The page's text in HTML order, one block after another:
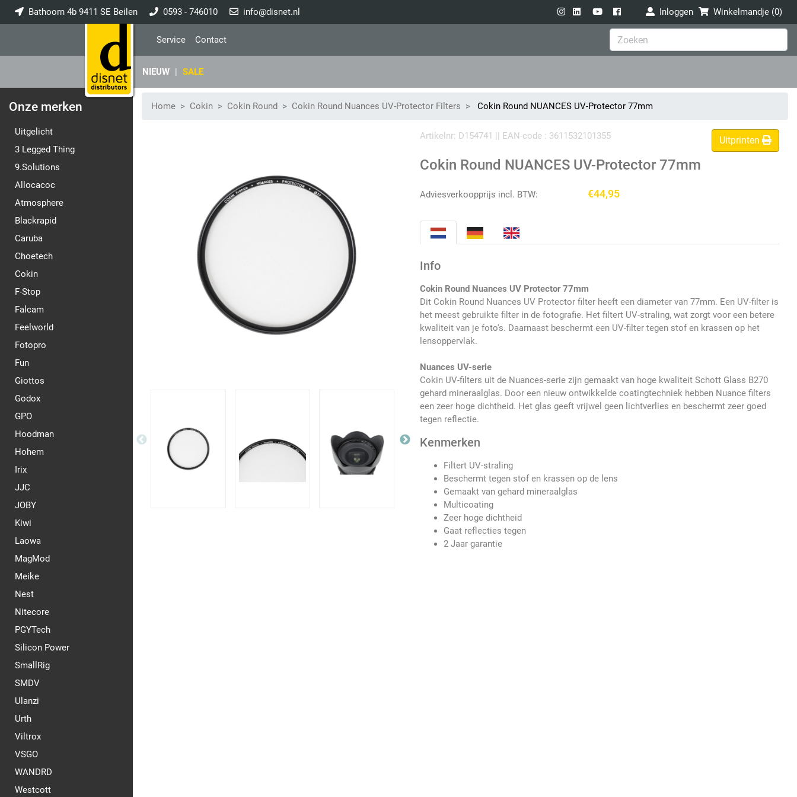
Bathoorn 4b 9411 SE Beilen 0593 - 746010 info@disnet.nl Inloggen Winkelmandje (0)
Service Contact
NIEUW | SALE
Onze merken
Uitgelicht
3 Legged Thing
9.Solutions
Allocacoc
Atmosphere
Blackrapid
Caruba
Choetech
Cokin
F-Stop
Falcam
Feelworld
Fotopro
Fun
Giottos
Godox
GPO
Hoodman
Hohem
Irix
JJC
JOBY
Kiwi
Laowa
MagMod
Meike
Nest
Nitecore
PGYTech
Silicon Power
SmallRig
SMDV
Ulanzi
Urth
Viltrox
VSGO
WANDRD
Westcott
Home Cokin Cokin Round Cokin Round Nuances UV-Protector Filters Cokin Round NUANCES UV-Protector 77mm
Artikelnr: D154741 || EAN-code : 3611532101355 Uitprinten
Cokin Round NUANCES UV-Protector 77mm
Adviesverkoopprijs incl. BTW: €44,95
Info
Cokin Round Nuances UV Protector 77mm
Dit Cokin Round Nuances UV Protector filter heeft een diameter van 77mm. Een UV-filter is
het meest gebruikte filter in de fotografie. Het filtert UV-straling, wat zorgt voor een betere
kwaliteit van je foto's. Daarnaast beschermt een UV-filter tegen stof en krassen op het
lensoppervlak.
Nuances UV-serie
Cokin UV-filters uit de Nuances-serie zijn gemaakt van hoge kwaliteit Schott Glass B270
gehard mineraalglas. Door een nieuw ontwikkelde coatingtechniek hebben Nuance filters
een zeer hoge dichtheid. Het glas geeft vrijwel geen lichtverlies en beschermt zeer goed
tegen reflectie.
Kenmerken
Filtert UV-straling
Beschermt tegen stof en krassen op de lens
Gemaakt van gehard mineraalglas
Multicoating
Zeer hoge dichtheid
Gaat reflecties tegen
2 Jaar garantie